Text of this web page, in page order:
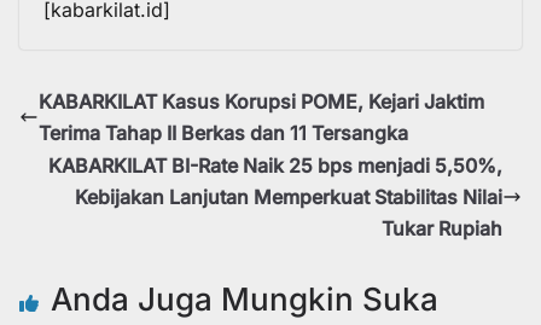
Post
[kabarkilat.id]
KABARKILAT Kasus Korupsi POME, Kejari Jaktim
Terima Tahap II Berkas dan 11 Tersangka
KABARKILAT BI-Rate Naik 25 bps menjadi 5,50%,
Kebijakan Lanjutan Memperkuat Stabilitas Nilai
Tukar Rupiah
Anda Juga Mungkin Suka